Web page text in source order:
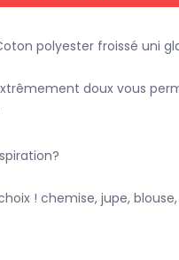
polyester froissé uni
doux vous
! chemise, jupe,